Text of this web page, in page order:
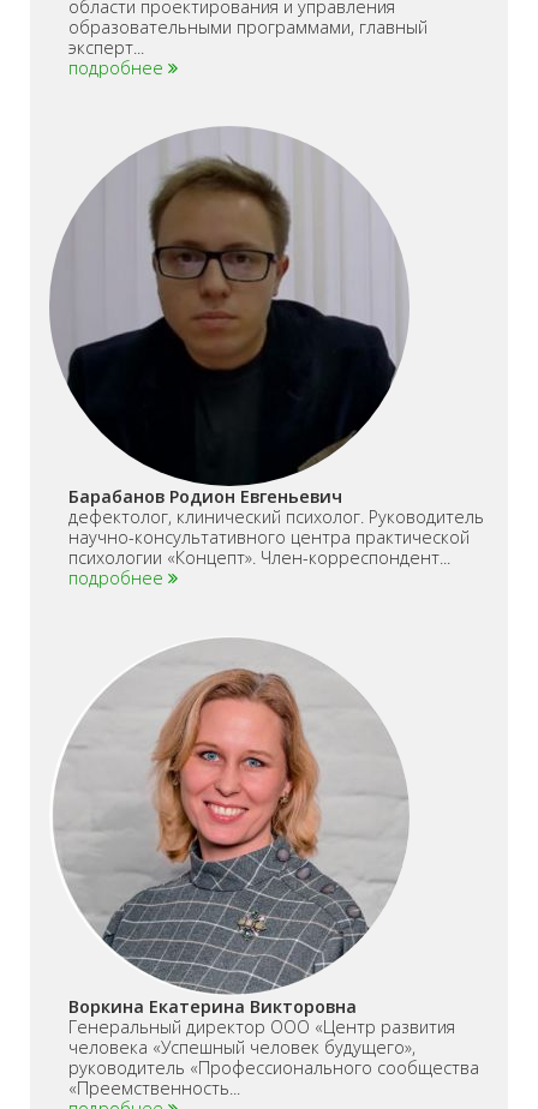
области проектирования и управления
образовательными программами, главный
эксперт...
подробнее
Барабанов Родион Евгеньевич
дефектолог, клинический психолог. Руководитель
научно-консультативного центра практической
психологии «Концепт». Член-корреспондент...
подробнее
Воркина Екатерина Викторовна
Генеральный директор ООО «Центр развития
человека «Успешный человек будущего»,
руководитель «Профессионального сообщества
«Преемственность...